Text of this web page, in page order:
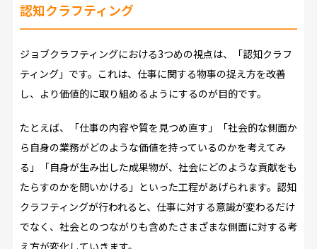
認知クラフティング
ジョブクラフティングにおける3つめの視点は、「認知クラフ
ティング」です。これは、仕事に関する物事の捉え方を改善
し、より価値的に取り組めるようにするのが目的です。
たとえば、「仕事の内容や質を見つめ直す」「社会的な側面か
ら自身の業務がどのような価値を持っているのかを考えてみ
る」「自身が生み出した成果物が、社会にどのような貢献をも
たらすのかを問いかける」といった工程があげられます。認知
クラフティングが行われると、仕事に対する意識が変わるだけ
でなく、社会とのつながりも含めたさまざまな側面に対する考